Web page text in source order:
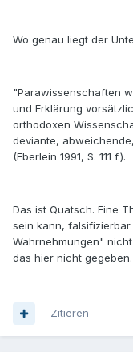
Wo genau liegt der
"Parawissenschaften
und Erklärung
orthodoxen
deviante,
(Eberlein 1991, S. 111 f.).
Das ist Quatsch. Eine
sein kann,
Wahrnehmungen"
das hier nicht gegeben.
Zitieren